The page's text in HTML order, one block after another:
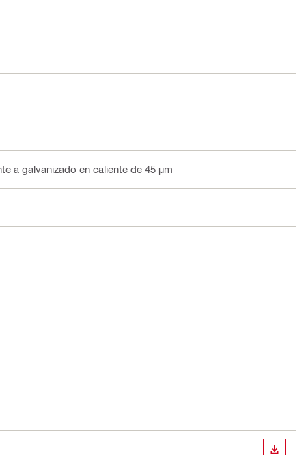
a galvanizado en caliente de 45 µm